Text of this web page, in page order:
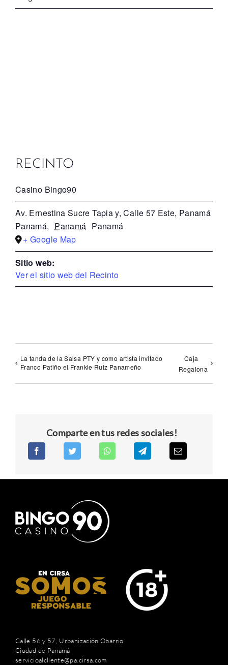
RECINTO
Casino Bingo90
Av. Ernestina Sucre Tapia y, Calle 57 Este, Panamá
Panamá, Panamá Panamá
+ Google Map
Sitio web:
Ver el sitio web del Recinto
La tanda de la Salsa PTY y como artista invitado
Franco Patiño el Frankie Ruiz Panameño
Caja
Regalona
Comparte en tus redes sociales!
Calle 56 y 57, Urbanización Obarrio
Ciudad de Panamá
servicioalcliente@pa.cirsa.com